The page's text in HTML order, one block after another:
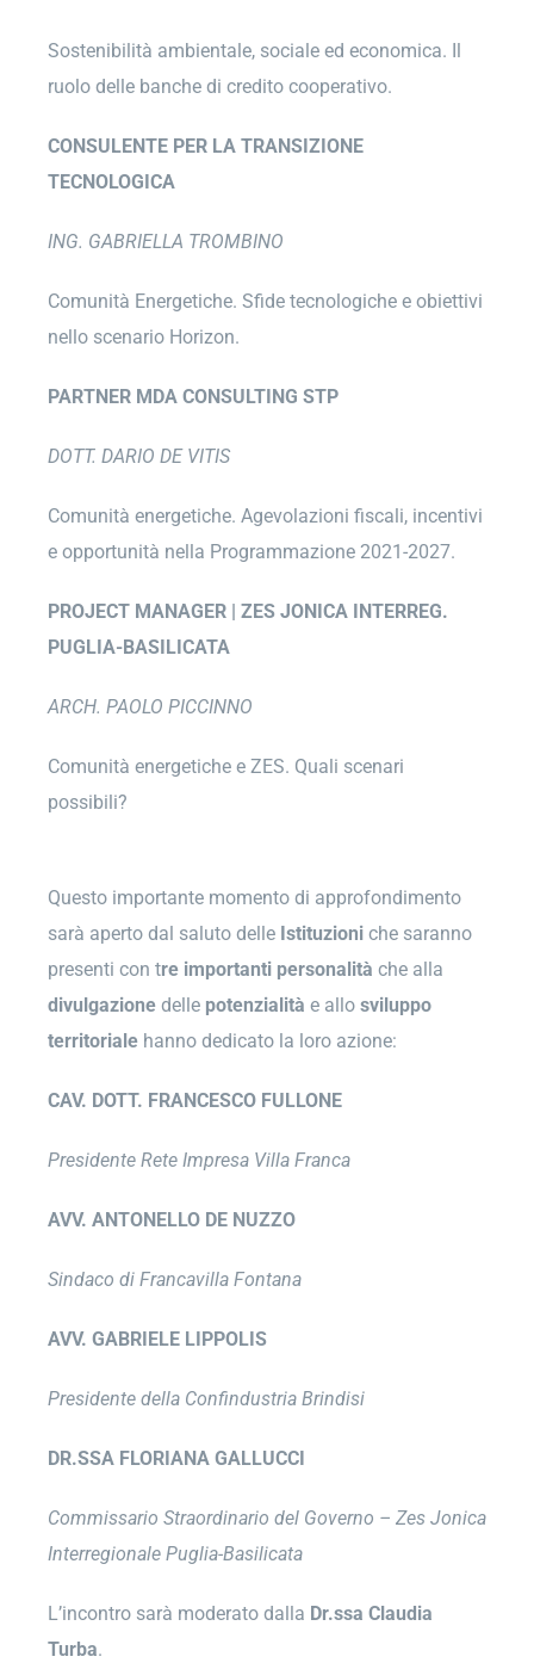
Sostenibilità ambientale, sociale ed economica. Il
ruolo delle banche di credito cooperativo.
CONSULENTE PER LA TRANSIZIONE
TECNOLOGICA
ING. GABRIELLA TROMBINO
Comunità Energetiche. Sfide tecnologiche e obiettivi
nello scenario Horizon.
PARTNER MDA CONSULTING STP
DOTT. DARIO DE VITIS
Comunità energetiche. Agevolazioni fiscali, incentivi
e opportunità nella Programmazione 2021-2027.
PROJECT MANAGER | ZES JONICA INTERREG.
PUGLIA-BASILICATA
ARCH. PAOLO PICCINNO
Comunità energetiche e ZES. Quali scenari
possibili?
Questo importante momento di approfondimento
sarà aperto dal saluto delle Istituzioniche saranno
presenti con tre importanti personalità che alla
divulgazionedelle potenzialità e allo sviluppo
territorialehanno dedicato la loro azione:
CAV. DOTT. FRANCESCO FULLONE
Presidente Rete Impresa Villa Franca
AVV. ANTONELLO DE NUZZO
Sindaco di Francavilla Fontana
AVV. GABRIELE LIPPOLIS
Presidente della Confindustria Brindisi
DR.SSA FLORIANA GALLUCCI
Commissario Straordinario del Governo – Zes Jonica
Interregionale Puglia-Basilicata
L’incontro sarà moderato dalla Dr.ssa Claudia
Turba.